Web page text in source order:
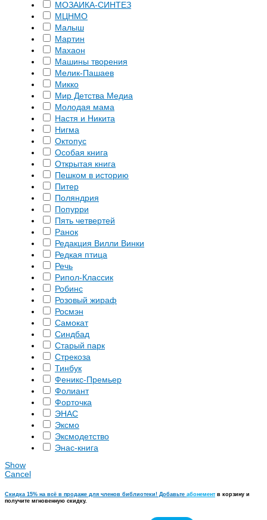
МОЗАИКА-СИНТЕЗ
МЦНМО
Малыш
Мартин
Махаон
Машины творения
Мелик-Пашаев
Микко
Мир Детства Медиа
Молодая мама
Настя и Никита
Нигма
Октопус
Особая книга
Открытая книга
Пешком в историю
Питер
Поляндрия
Попурри
Пять четвертей
Ранок
Редакция Вилли Винки
Редкая птица
Речь
Рипол-Классик
Робинс
Розовый жираф
Росмэн
Самокат
Синдбад
Старый парк
Стрекоза
Тинбук
Феникс-Премьер
Фолиант
Форточка
ЭНАС
Эксмо
Эксмодетство
Энас-книга
Show
Cancel
Скидка 15% на всё в продаже для членов библиотеки! Добавьте абонементв корзину и
получите мгновенную скидку.